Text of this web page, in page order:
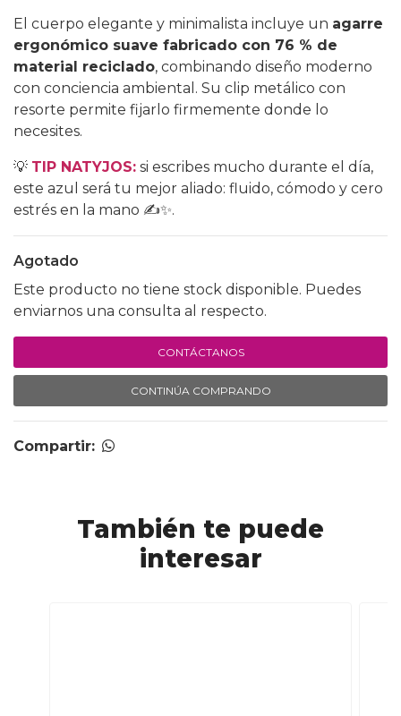
El cuerpo elegante y minimalista incluye un agarre
ergonómico suave fabricado con 76 % de
material reciclado, combinando diseño moderno
con conciencia ambiental. Su clip metálico con
resorte permite fijarlo firmemente donde lo
necesites.
💡 TIP NATYJOS: si escribes mucho durante el día,
este azul será tu mejor aliado: fluido, cómodo y cero
estrés en la mano ✍️✨.
Agotado
Este producto no tiene stock disponible. Puedes
enviarnos una consulta al respecto.
CONTÁCTANOS
CONTINÚA COMPRANDO
Compartir:
También te puede
interesar